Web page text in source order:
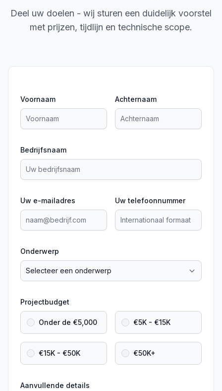
Deel uw doelen - wij sturen een duidelijk voorstel
met prijzen, tijdlijn en technische scope.
Voornaam Achternaam
Bedrijfsnaam
Uw e-mailadres Uw telefoonnummer
Onderwerp
Projectbudget
Onder de €5,000 €5K - €15K
€15K - €50K €50K+
Aanvullende details